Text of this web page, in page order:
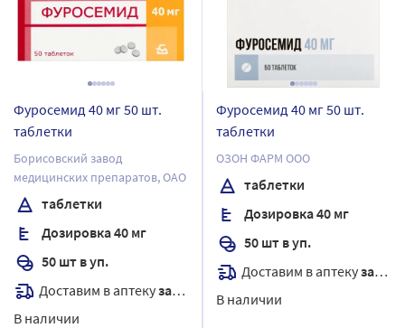
Фуросемид 40 мг 50 шт.
таблетки
Борисовский завод
медицинских препаратов, ОАО
таблетки
Дозировка 40 мг
50 шт в уп.
Доставим в аптекузавтра
В наличии
Фуросемид 40 мг 50 шт.
таблетки
ОЗОН ФАРМ ООО
таблетки
Дозировка 40 мг
50 шт в уп.
Доставим в аптекузавтра
В наличии